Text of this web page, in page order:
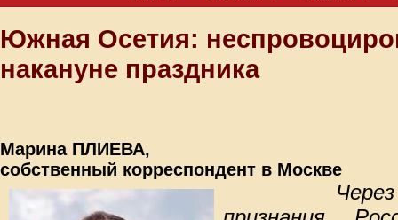
Южная Осетия:
накануне праздника
Марина ПЛИЕВА,
собственный корреспондент в Москве